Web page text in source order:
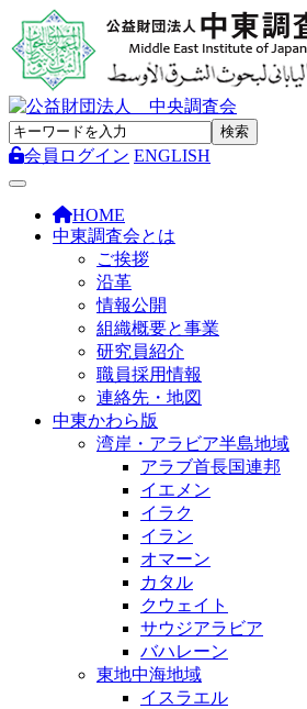
会員ログイン ENGLISH
Toggle navigation
HOME
中東調査会とは
ご挨拶
沿革
情報公開
組織概要と事業
研究員紹介
職員採用情報
連絡先・地図
中東かわら版
湾岸・アラビア半島地域
アラブ首長国連邦
イエメン
イラク
イラン
オマーン
カタル
クウェイト
サウジアラビア
バハレーン
東地中海地域
イスラエル